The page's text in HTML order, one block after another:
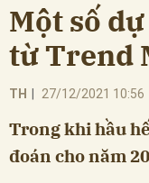
Một số
từ Trend
TH 27/12/2021 10:56
Trong khi hầu
đoán cho năm